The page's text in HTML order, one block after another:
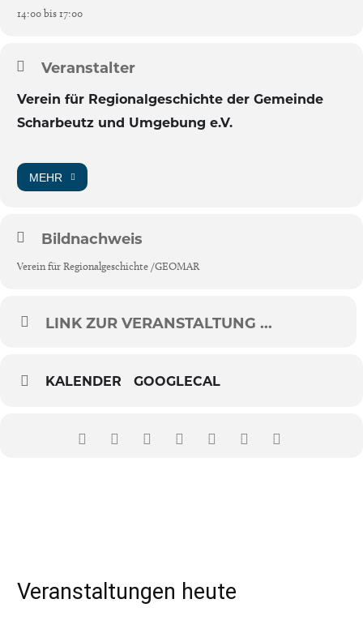
14:00 bis 17:00
Veranstalter
Verein für Regionalgeschichte der Gemeinde
Scharbeutz und Umgebung e.V.
MEHR
Bildnachweis
Verein für Regionalgeschichte /GEOMAR
LINK ZUR VERANSTALTUNG ...
KALENDER GOOGLECAL
Veranstaltungen heute